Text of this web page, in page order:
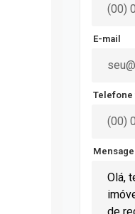
E-mail
Telefone